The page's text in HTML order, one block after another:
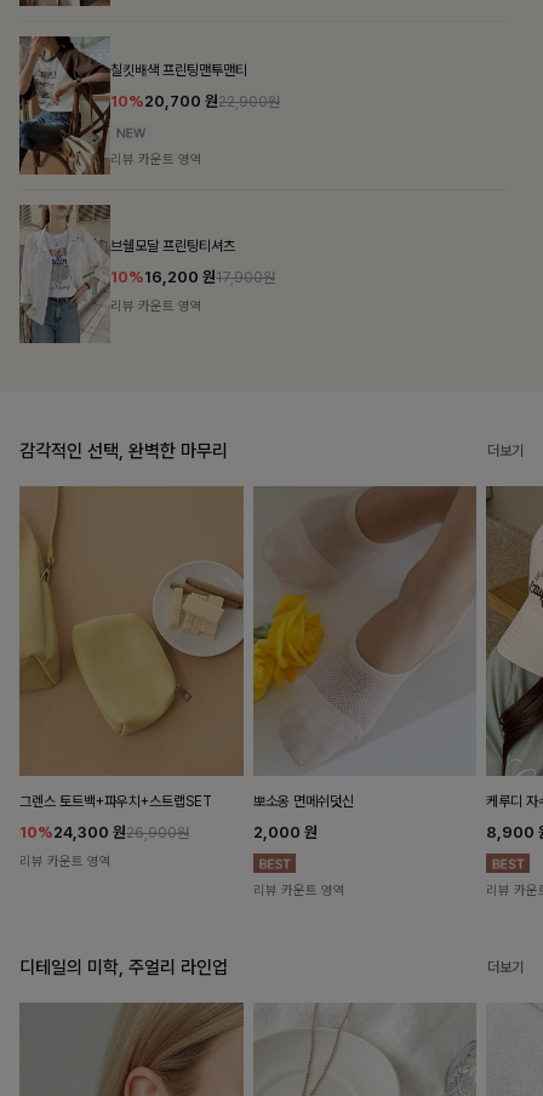
블룬티 나시원피스+셔츠SET
15%31,900원37,500원
리뷰 카운트 영역
감각적인 선택, 완벽한 마무리 더보기
그렌스 토트백+파우치+스트랩SET
10%24,300 원26,900원
리뷰 카운트 영역
뽀소옹 면메쉬덧신
2,000 원
리뷰 카운트 영역
케루디 자
8,900
리뷰 카운
디테일의 미학, 주얼리 라인업 더보기